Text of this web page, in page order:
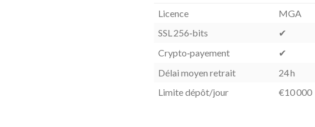
Licence
MGA
SSL 256‑bits
✔︎
Crypto‑payement
✔︎
Délai moyen retrait
24 h
Limite dépôt/jour
€10 000